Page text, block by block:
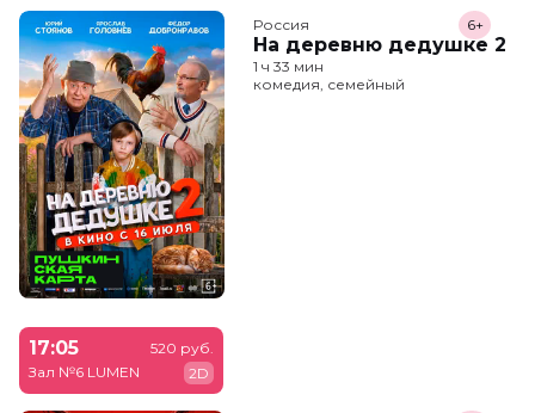
Россия
На деревню дедушке 2
6+
1 ч 33 мин
комедия, семейный
17:05
Зал №6 LUMEN
520 руб.
2D